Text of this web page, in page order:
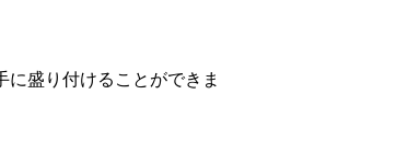
盛り付けることができま